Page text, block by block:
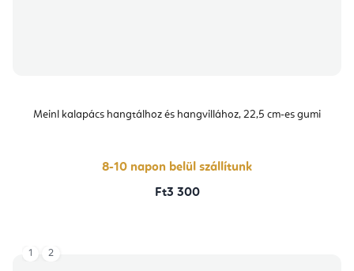
Meinl kalapács hangtálhoz és hangvillához, 22,5 cm-es gumi
8-10 napon belül szállítunk
Ft3 300
1 2